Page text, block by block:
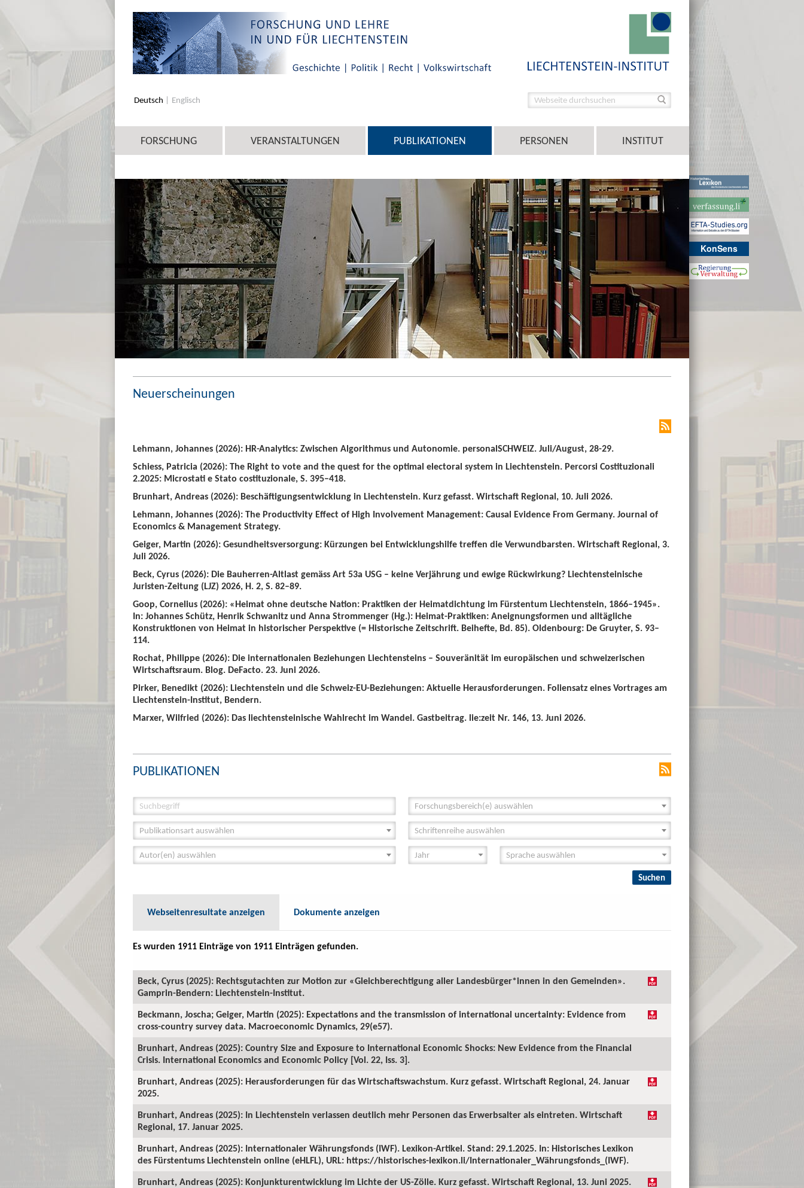
KonSens
Deutsch Englisch
FORSCHUNG VERANSTALTUNGEN PUBLIKATIONEN PERSONEN INSTITUT
Neuerscheinungen
Lehmann, Johannes (2026): HR-Analytics: Zwischen Algorithmus und Autonomie. personalSCHWEIZ. Juli/August, 28-29.
Schiess, Patricia (2026): The Right to vote and the quest for the optimal electoral system in Liechtenstein. Percorsi Costituzionali
2.2025: Microstati e Stato costituzionale, S. 395–418.
Brunhart, Andreas (2026): Beschäftigungsentwicklung in Liechtenstein. Kurz gefasst. Wirtschaft Regional, 10. Juli 2026.
Lehmann, Johannes (2026): The Productivity Effect of High Involvement Management: Causal Evidence From Germany. Journal of
Economics & Management Strategy.
Geiger, Martin (2026): Gesundheitsversorgung: Kürzungen bei Entwicklungshilfe treffen die Verwundbarsten. Wirtschaft Regional, 3.
Juli 2026.
Beck, Cyrus (2026): Die Bauherren-Altlast gemäss Art 53a USG – keine Verjährung und ewige Rückwirkung? Liechtensteinische
Juristen-Zeitung (LJZ) 2026, H. 2, S. 82–89.
Goop, Cornelius (2026): «Heimat ohne deutsche Nation: Praktiken der Heimatdichtung im Fürstentum Liechtenstein, 1866–1945».
In: Johannes Schütz, Henrik Schwanitz und Anna Strommenger (Hg.): Heimat-Praktiken: Aneignungsformen und alltägliche
Konstruktionen von Heimat in historischer Perspektive (= Historische Zeitschrift. Beihefte, Bd. 85). Oldenbourg: De Gruyter, S. 93–
114.
Rochat, Philippe (2026): Die internationalen Beziehungen Liechtensteins – Souveränität im europäischen und schweizerischen
Wirtschaftsraum. Blog. DeFacto. 23. Juni 2026.
Pirker, Benedikt (2026): Liechtenstein und die Schweiz-EU-Beziehungen: Aktuelle Herausforderungen. Foliensatz eines Vortrages am
Liechtenstein-Institut, Bendern.
Marxer, Wilfried (2026): Das liechtensteinische Wahlrecht im Wandel. Gastbeitrag. lie:zeit Nr. 146, 13. Juni 2026.
PUBLIKATIONEN
Forschungsbereich(e) auswählen
Publikationsart auswählen Schriftenreihe auswählen
Autor(en) auswählen
Webseitenresultate anzeigen Dokumente anzeigen
Es wurden 1911 Einträge von 1911 Einträgen gefunden.
Beck, Cyrus (2025): Rechtsgutachten zur Motion zur «Gleichberechtigung aller Landesbürger*innen in den Gemeinden».
Gamprin-Bendern: Liechtenstein-Institut.
Beckmann, Joscha; Geiger, Martin (2025): Expectations and the transmission of international uncertainty: Evidence from
cross-country survey data. Macroeconomic Dynamics, 29(e57).
Brunhart, Andreas (2025): Country Size and Exposure to International Economic Shocks: New Evidence from the Financial
Crisis. International Economics and Economic Policy [Vol. 22, Iss. 3].
Brunhart, Andreas (2025): Herausforderungen für das Wirtschaftswachstum. Kurz gefasst. Wirtschaft Regional, 24. Januar
2025.
Brunhart, Andreas (2025): In Liechtenstein verlassen deutlich mehr Personen das Erwerbsalter als eintreten. Wirtschaft
Regional, 17. Januar 2025.
Brunhart, Andreas (2025): Internationaler Währungsfonds (IWF). Lexikon-Artikel. Stand: 29.1.2025. In: Historisches Lexikon
des Fürstentums Liechtenstein online (eHLFL), URL: https://historisches-lexikon.li/Internationaler_Währungsfonds_(IWF).
Brunhart, Andreas (2025): Konjunkturentwicklung im Lichte der US-Zölle. Kurz gefasst. Wirtschaft Regional, 13. Juni 2025.